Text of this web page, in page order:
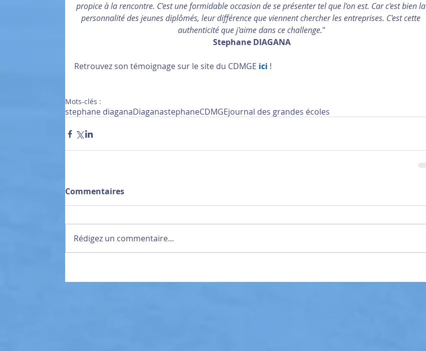
propice à la rencontre. C'est une formidable occasion de se présenter tel que l'on est. Car c'est bien la
personnalité des jeunes diplômés, leur différence que viennent chercher les entreprises. C'est cette
authenticité que j'aime dans ce challenge."
Stephane DIAGANA
Retrouvez son témoignage sur le site du CDMGE ici !
Mots-clés :
stephane diaganaDiaganastephaneCDMGEjournal des grandes écoles
Commentaires
Rédigez un commentaire...